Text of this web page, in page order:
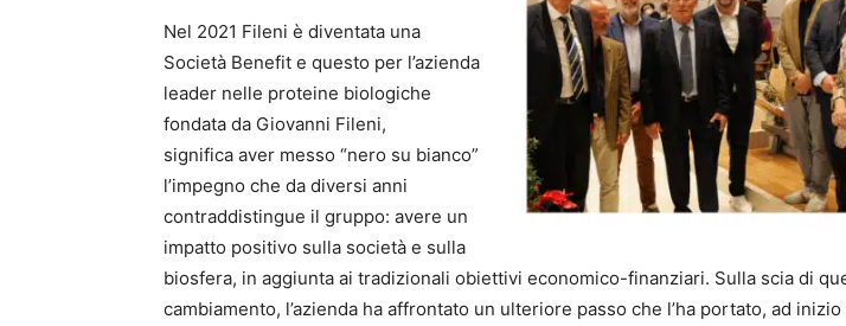
Nel 2021 Fileni è diventata una
Società Benefit e questo per l’azienda
leader nelle proteine biologiche
fondata da Giovanni Fileni,
significa aver messo “nero su bianco”
l’impegno che da diversi anni
contraddistingue il gruppo: avere un
impatto positivo sulla società e sulla
biosfera, in aggiunta ai tradizionali obiettivi economico-finanziari. Sulla scia di
cambiamento, l’azienda ha affrontato un ulteriore passo che l’ha portato, ad inizio